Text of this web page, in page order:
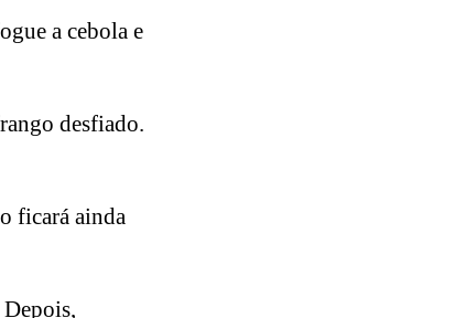
a cebola e
desfiado.
ficará ainda